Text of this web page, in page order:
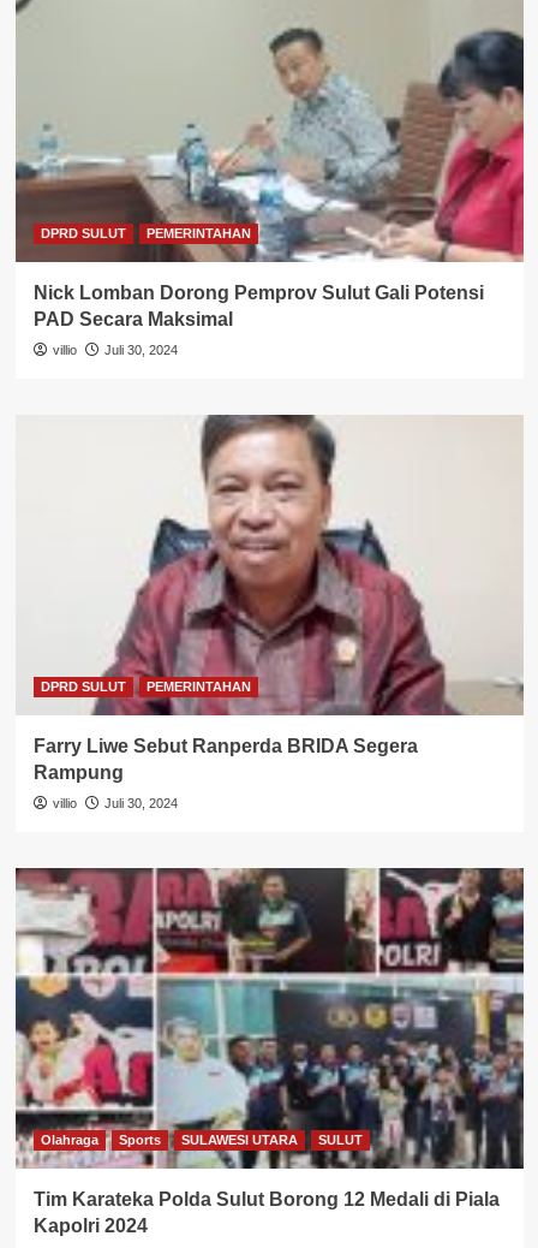
DPRD SULUT PEMERINTAHAN
Nick Lomban Dorong Pemprov Sulut Gali Potensi
PAD Secara Maksimal
villio Juli 30, 2024
DPRD SULUT PEMERINTAHAN
Farry Liwe Sebut Ranperda BRIDA Segera
Rampung
villio Juli 30, 2024
Olahraga Sports SULAWESI UTARA SULUT
Tim Karateka Polda Sulut Borong 12 Medali di Piala
Kapolri 2024